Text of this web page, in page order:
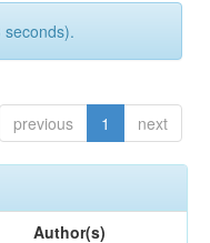
previous 1 next
Author(s)